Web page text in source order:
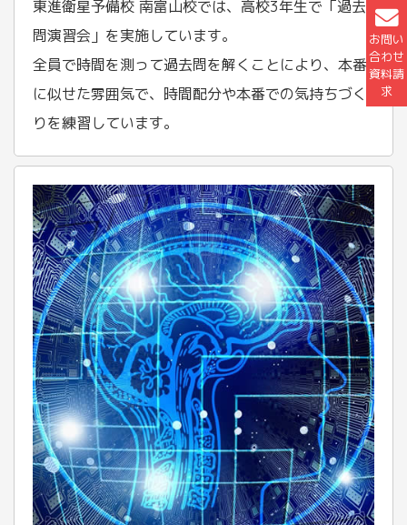
お問い
合わせ
資料請
求
東進衛星予備校 南富山校では、高校3年生で「過去
問演習会」を実施しています。
全員で時間を測って過去問を解くことにより、本番
に似せた雰囲気で、時間配分や本番での気持ちづく
りを練習しています。